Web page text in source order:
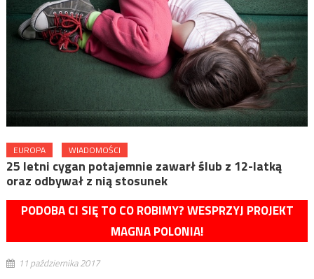
EUROPA WIADOMOŚCI
25 letni cygan potajemnie zawarł ślub z 12-latką
oraz odbywał z nią stosunek
PODOBA CI SIĘ TO CO ROBIMY? WESPRZYJ PROJEKT
MAGNA POLONIA!
11 października 2017